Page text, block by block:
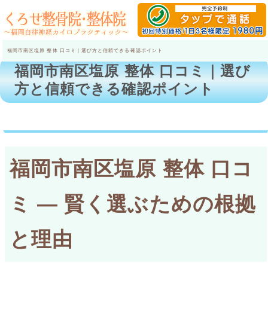
福岡市南区塩原 整体 口コミ｜選び方と信頼できる確認ポイント
福岡市南区塩原 整体 口コミ｜選び
方と信頼できる確認ポイント
福岡市南区塩原 整体 口コ
ミ — 賢く選ぶための根拠
と理由